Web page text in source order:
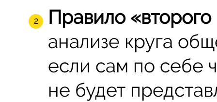
Правило «второго
анализе круга
если сам по себе
не будет